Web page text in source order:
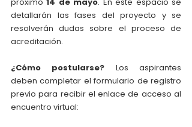
detallarán las fases del proyecto y se
resolverán dudas sobre el proceso de
acreditación.
¿Cómo postularse? Los aspirantes
deben completar el formulario de registro
previo para recibir el enlace de acceso al
encuentro virtual: